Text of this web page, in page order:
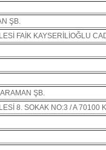
ŞB.
FAİK KAYSERİLİOĞLU
ŞB.
8. SOKAK NO:3 / A 70100